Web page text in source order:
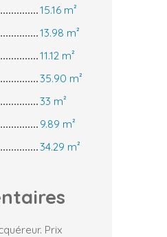
15.16 m²
13.98 m²
11.12 m²
35.90 m²
33 m²
9.89 m²
34.29 m²
Prix